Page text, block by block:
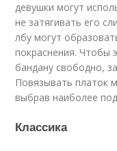
девушки могут
не затягивать его
лбу могут
покраснения. Чтобы
бандану свободно,
Повязывать платок
выбрав наиболее
Классика